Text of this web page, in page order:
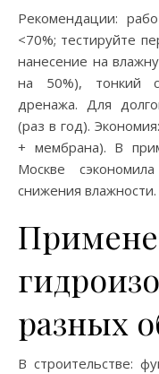
Рекомендации:
<70%; тестируйте
нанесение на
на 50%), тонкий
дренажа. Для
(раз в год).
+ мембрана). В
Москве
снижения влажности.
разных
В строительстве: